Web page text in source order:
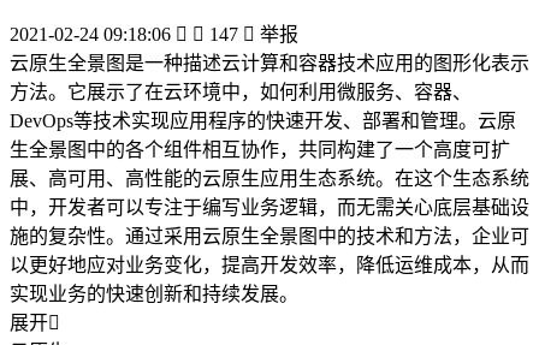
2021-02-24 09:18:06   147  举报
云原生全景图是一种描述云计算和容器技术应用的图形化表示
方法。它展示了在云环境中，如何利用微服务、容器、
DevOps等技术实现应用程序的快速开发、部署和管理。云原
生全景图中的各个组件相互协作，共同构建了一个高度可扩
展、高可用、高性能的云原生应用生态系统。在这个生态系统
中，开发者可以专注于编写业务逻辑，而无需关心底层基础设
施的复杂性。通过采用云原生全景图中的技术和方法，企业可
以更好地应对业务变化，提高开发效率，降低运维成本，从而
实现业务的快速创新和持续发展。
展开